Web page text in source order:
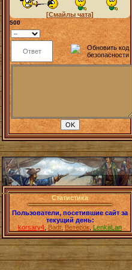
[Смайлы чата]
500
Статистика
Пользователи, посетившие сайт за
текущий день:
korsary4 ,Badr,Ветерок ,LenkaLan